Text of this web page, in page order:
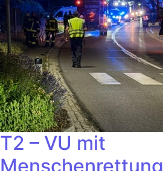
T2 – VU mit
Menschenrettung